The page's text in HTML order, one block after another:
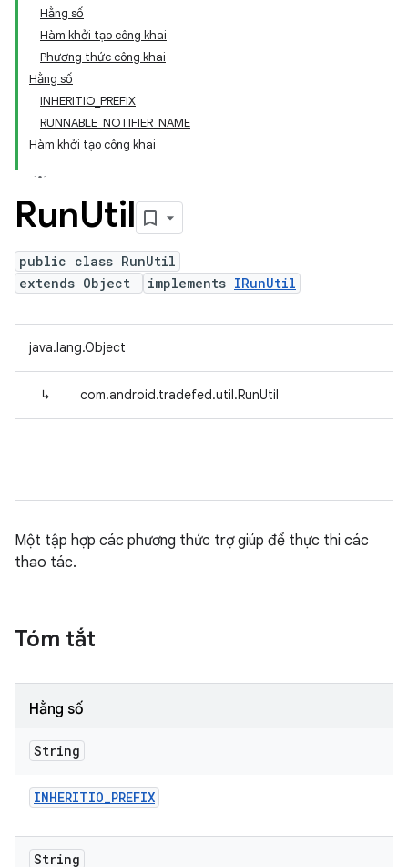
Hằng số
Hàm khởi tạo công khai
Phương thức công khai
Hằng số
INHERITIO_PREFIX
RUNNABLE_NOTIFIER_NAME
Hàm khởi tạo công khai
RunUtil
public class RunUtil
extends Object
implements IRunUtil
java.lang.Object
↳ com.android.tradefed.util.RunUtil
Một tập hợp các phương thức trợ giúp để thực thi các
thao tác.
Tóm tắt
Hằng số
String
INHERITIO_PREFIX
String